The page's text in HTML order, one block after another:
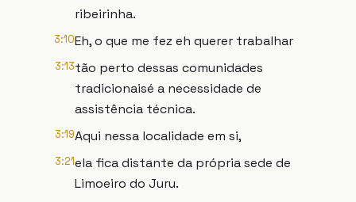
ribeirinha.
3:10Eh, o que me fez eh querer trabalhar
3:13tão perto dessas comunidades
tradicionaisé a necessidade de
assistência técnica.
3:19Aqui nessa localidade em si,
3:21ela fica distante da própria sede de
Limoeiro do Juru.